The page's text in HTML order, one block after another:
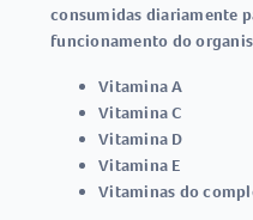
consumidas diariamente
funcionamento do
Vitamina A
Vitamina C
Vitamina D
Vitamina E
Vitaminas do